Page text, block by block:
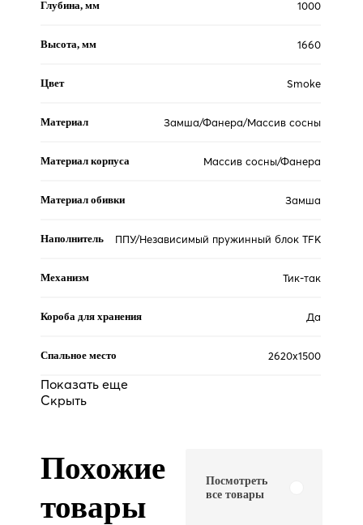
Глубина, мм 1000
Высота, мм 1660
Цвет Smoke
Материал Замша/Фанера/Массив сосны
Материал корпуса Массив сосны/Фанера
Материал обивки Замша
Наполнитель ППУ/Независимый пружинный блок TFK
Механизм Тик-так
Короба для хранения Да
Спальное место 2620х1500
Показать еще
Скрыть
Похожие
товары
Посмотреть
все товары